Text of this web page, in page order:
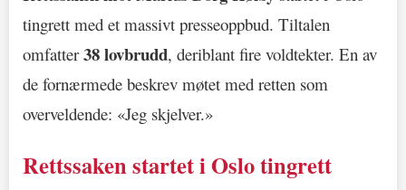
tingrett med et massivt presseoppbud. Tiltalen
omfatter38 lovbrudd, deriblant fire voldtekter. En av
de fornærmede beskrev møtet med retten som
overveldende: «Jeg skjelver.»
Rettssaken startet i Oslo tingrett